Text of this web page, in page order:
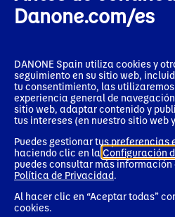
Danone.com/es
DANONE Spain utiliza cookies y
seguimiento en su sitio web,
tu consentimiento, las
experiencia general de
sitio web, adaptar contenido y
tus intereses (en nuestro sitio web
Puedes gestionar tus preferencias
haciendo clic en la Configuración
puedes consultar más
Política de Privacidad
Al hacer clic en “Aceptar todas”
cookies.
Alimentación infantil
alinear todo nuestro porfolio
nutricionales de la Organización
materia de azúcares totales. Esto
garantizamos un máximo de 10
cada 100 gramos de producto.
calidad y al sabor, y sin añadir